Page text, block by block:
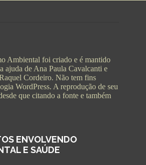
Ambiental foi criado e é mantido
ajuda de Ana Paula Cavalcanti e
Cordeiro. Não tem fins
WordPress. A reprodução de seu
que citando a fonte e também
ENVOLVENDO
E SAÚDE